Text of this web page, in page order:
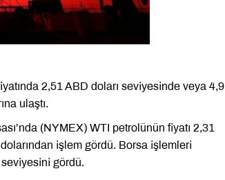
2,51 ABD doları seviyesinde veya 4,9
ulaştı.
(NYMEX) WTI petrolünün fiyatı 2,31
işlem gördü. Borsa işlemleri
seviyesini gördü.